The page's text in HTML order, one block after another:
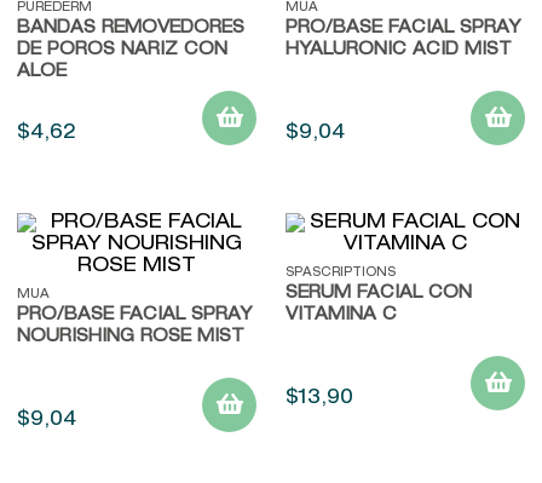
PUREDERM
BANDAS REMOVEDORES
DE POROS NARIZ CON
ALOE
$4,62
MUA
PRO/BASE FACIAL SPRAY
HYALURONIC ACID MIST
$9,04
MUA
PRO/BASE FACIAL SPRAY
NOURISHING ROSE MIST
$9,04
SPASCRIPTIONS
SERUM FACIAL CON
VITAMINA C
$13,90
10. john frieda